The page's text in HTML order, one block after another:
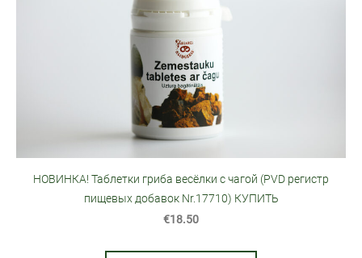
НОВИНКА! Таблетки гриба весёлки с чагой (PVD pегистр
пищевых добавок Nr.17710) КУПИТЬ
€18.50